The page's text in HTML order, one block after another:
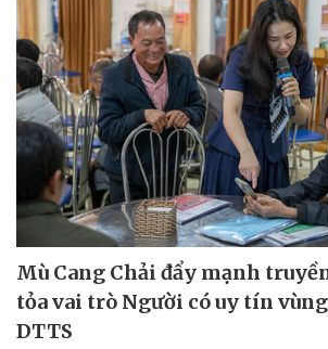
Mù Cang Chải đẩy mạnh
tỏa vai trò Người có uy tín
DTTS